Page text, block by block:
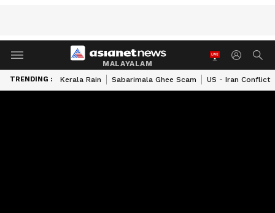
MALAYALAM
TRENDING : Kerala Rain Sabarimala Ghee Scam US - Iran Conflict